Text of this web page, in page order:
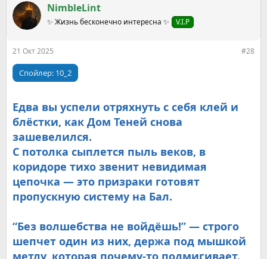
к
ц
и
NimbleLint
✨ Жизнь бесконечно интересна ✨ V.I.P
21 Окт 2025 #28
Спойлер: 10_2
Едва вы успели отряхнуть с себя клей и
блёстки, как Дом Теней снова
зашевелился.
С потолка сыплется пыль веков, в
коридоре тихо звенит невидимая
цепочка — это призраки готовят
пропускную систему на Бал.
“Без волшебства не войдёшь!” — строго
шепчет один из них, держа под мышкой
метлу, которая почему-то подмигивает.